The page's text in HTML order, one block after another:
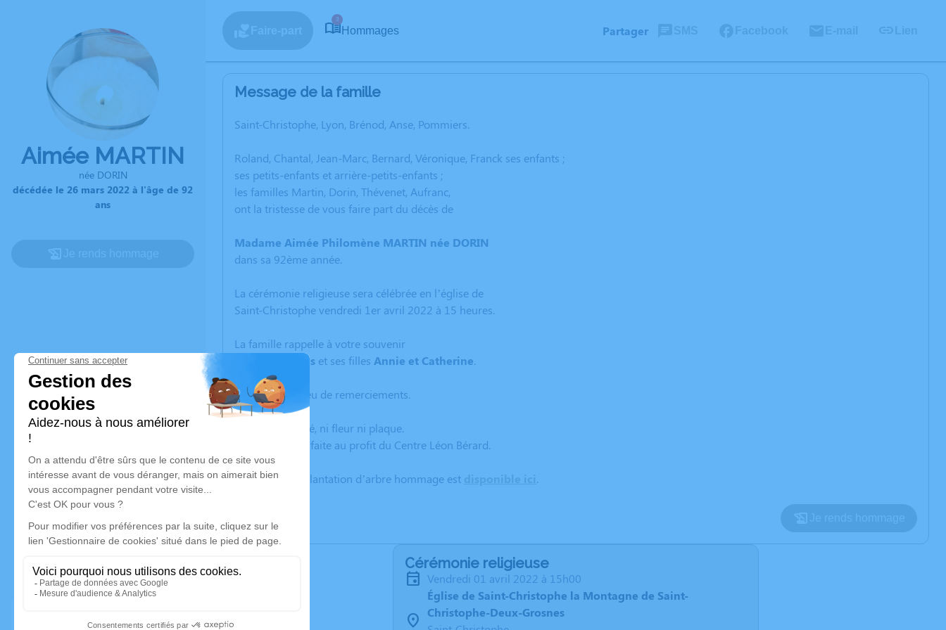
Aimée MARTIN
née DORIN
décédée le 26 mars 2022 à l'âge de 92
ans
3
Hommages Partager
Message de la famille
Saint-Christophe, Lyon, Brénod, Anse, Pommiers.
Roland, Chantal, Jean-Marc, Bernard, Véronique, Franck ses enfants ;
ses petits-enfants et arrière-petits-enfants ;
les familles Martin, Dorin, Thévenet, Aufranc,
ont la tristesse de vous faire part du décès de
Madame Aimée Philomène MARTIN née DORIN
dans sa 92ème année.
La cérémonie religieuse sera célébrée en l’église de
Saint-Christophe vendredi 1er avril 2022 à 15 heures.
La famille rappelle à votre souvenir
Louis et ses filles Annie et Catherine.
Cet avis tient lieu de remerciements.
Selon sa volonté, ni fleur ni plaque.
Une quête sera faite au profit du Centre Léon Bérard.
Un service de plantation d’arbre hommage est .
Cérémonie religieuse
vendredi 01 avril 2022 à 15h00
Église de Saint-Christophe la Montagne de Saint-
Christophe-Deux-Grosnes